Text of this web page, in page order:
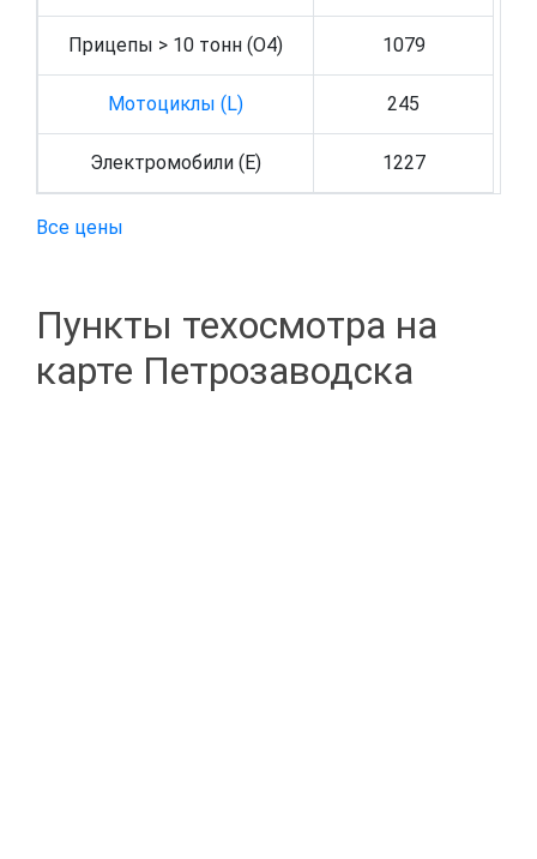
Прицепы > 10 тонн (O4) 1079
Мотоциклы (L) 245
Электромобили (E) 1227
Все цены
Пункты техосмотра на
карте Петрозаводска